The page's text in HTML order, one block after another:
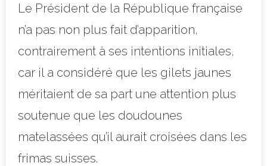
Le Président de la République française
n’a pas non plus fait d’apparition,
contrairement à ses intentions initiales,
car il a considéré que les gilets jaunes
méritaient de sa part une attention plus
soutenue que les doudounes
matelassées qu’il aurait croisées dans les
frimas suisses.